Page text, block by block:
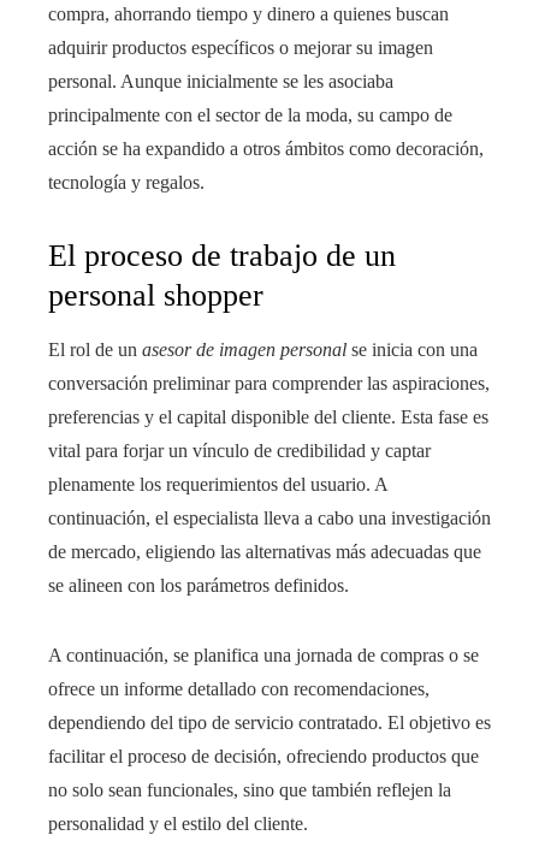
compra, ahorrando tiempo y dinero a quienes buscan
adquirir productos específicos o mejorar su imagen
personal. Aunque inicialmente se les asociaba
principalmente con el sector de la moda, su campo de
acción se ha expandido a otros ámbitos como decoración,
tecnología y regalos.
El proceso de trabajo de un
personal shopper
El rol de un asesor de imagen personal se inicia con una
conversación preliminar para comprender las aspiraciones,
preferencias y el capital disponible del cliente. Esta fase es
vital para forjar un vínculo de credibilidad y captar
plenamente los requerimientos del usuario. A
continuación, el especialista lleva a cabo una investigación
de mercado, eligiendo las alternativas más adecuadas que
se alineen con los parámetros definidos.
A continuación, se planifica una jornada de compras o se
ofrece un informe detallado con recomendaciones,
dependiendo del tipo de servicio contratado. El objetivo es
facilitar el proceso de decisión, ofreciendo productos que
no solo sean funcionales, sino que también reflejen la
personalidad y el estilo del cliente.